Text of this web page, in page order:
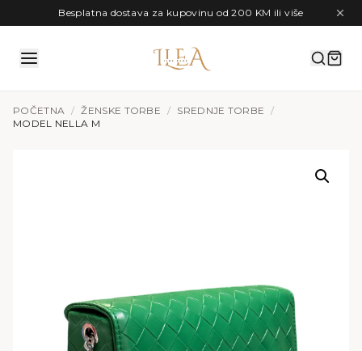
Preskoči na sadržajBesplatna dostava za kupovinu od 200 KM ili više
POČETNA / ŽENSKE TORBE / SREDNJE TORBE
/
MODEL NELLA M